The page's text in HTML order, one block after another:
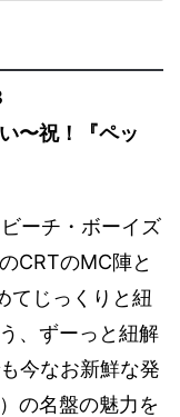
〜祝！『ペッ
ーチ・ボーイズ
CRTのMC陣と
てじっくりと紐
、ずーっと紐解
今なお新鮮な発
の名盤の魅力を